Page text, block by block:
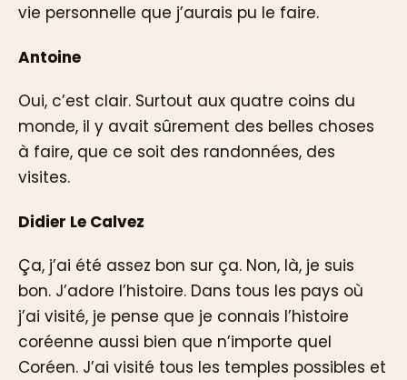
vie personnelle que j’aurais pu le faire.
Antoine
Oui, c’est clair. Surtout aux quatre coins du
monde, il y avait sûrement des belles choses
à faire, que ce soit des randonnées, des
visites.
Didier Le Calvez
Ça, j’ai été assez bon sur ça. Non, là, je suis
bon. J’adore l’histoire. Dans tous les pays où
j’ai visité, je pense que je connais l’histoire
coréenne aussi bien que n’importe quel
Coréen. J’ai visité tous les temples possibles et